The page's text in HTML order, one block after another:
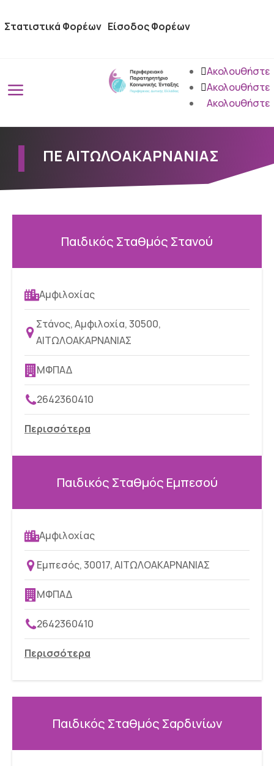
Στατιστικά Φορέων Είσοδος Φορέων
a
Ακολουθήστε
Ακολουθήστε
Ακολουθήστε
ΠΕ ΑΙΤΩΛΟΑΚΑΡΝΑΝΙΑΣ
Παιδικός Σταθμός Στανού
Αμφιλοχίας
Στάνος, Αμφιλοχία, 30500,
ΑΙΤΩΛΟΑΚΑΡΝΑΝΙΑΣ
ΜΦΠΑΔ
2642360410
Περισσότερα
Παιδικός Σταθμός Εμπεσού
Αμφιλοχίας
Εμπεσός, 30017, ΑΙΤΩΛΟΑΚΑΡΝΑΝΙΑΣ
ΜΦΠΑΔ
2642360410
Περισσότερα
Παιδικός Σταθμός Σαρδινίων